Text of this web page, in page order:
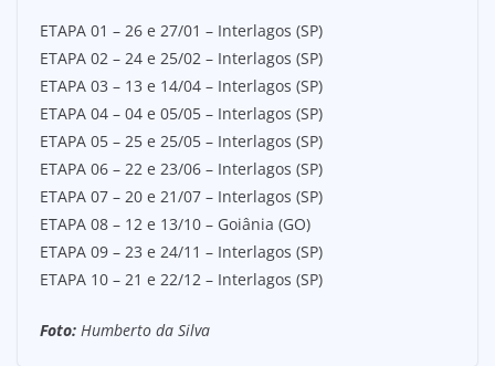
ETAPA 01 – 26 e 27/01 – Interlagos (SP)
ETAPA 02 – 24 e 25/02 – Interlagos (SP)
ETAPA 03 – 13 e 14/04 – Interlagos (SP)
ETAPA 04 – 04 e 05/05 – Interlagos (SP)
ETAPA 05 – 25 e 25/05 – Interlagos (SP)
ETAPA 06 – 22 e 23/06 – Interlagos (SP)
ETAPA 07 – 20 e 21/07 – Interlagos (SP)
ETAPA 08 – 12 e 13/10 – Goiânia (GO)
ETAPA 09 – 23 e 24/11 – Interlagos (SP)
ETAPA 10 – 21 e 22/12 – Interlagos (SP)
Foto: Humberto da Silva